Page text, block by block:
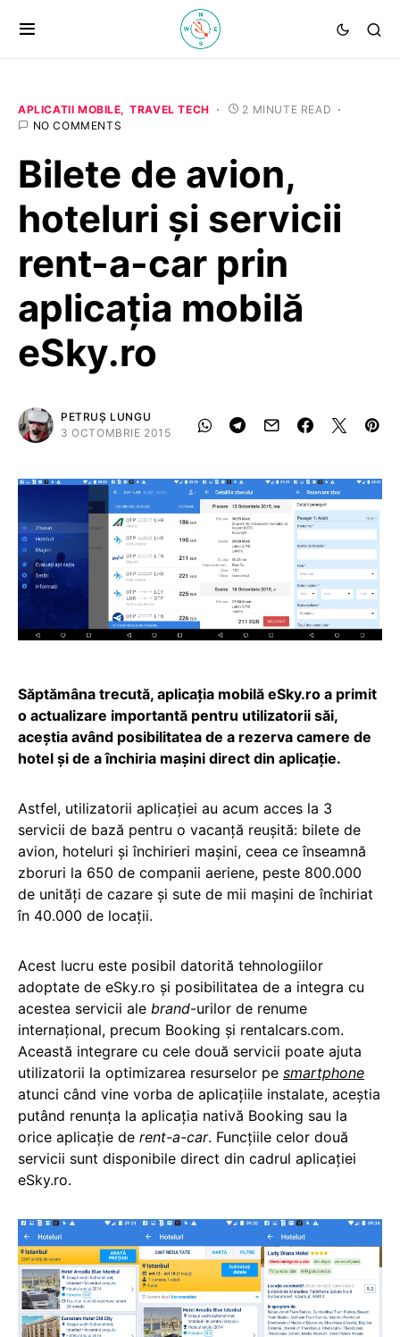
APLICATII MOBILE TRAVEL TECH
2 MINUTE READ
NO COMMENTS
Bilete de avion,
hoteluri și servicii
rent-a-car prin
aplicația mobilă
eSky.ro
PETRUȘ LUNGU
3 OCTOMBRIE 2015
Săptămâna trecută, aplicația mobilă eSky.ro a primit
o actualizare importantă pentru utilizatorii săi,
aceștia având posibilitatea de a rezerva camere de
hotel și de a închiria mașini direct din aplicație.
Astfel, utilizatorii aplicației au acum acces la 3
servicii de bază pentru o vacanță reușită: bilete de
avion, hoteluri și închirieri mașini, ceea ce înseamnă
zboruri la 650 de companii aeriene, peste 800.000
de unități de cazare și sute de mii mașini de închiriat
în 40.000 de locații.
Acest lucru este posibil datorită tehnologiilor
adoptate de eSky.ro și posibilitatea de a integra cu
acestea servicii ale brand-urilor de renume
internațional, precum Booking și rentalcars.com.
Această integrare cu cele două servicii poate ajuta
utilizatorii la optimizarea resurselor pe smartphone
atunci când vine vorba de aplicațiile instalate, aceștia
putând renunța la aplicația nativă Booking sau la
orice aplicație de rent-a-car. Funcțiile celor două
servicii sunt disponibile direct din cadrul aplicației
eSky.ro.